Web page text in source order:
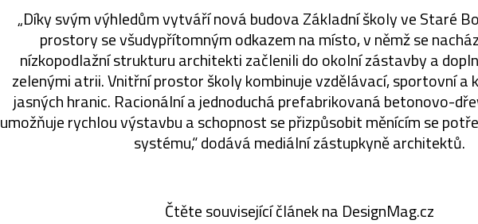
„Díky svým výhledům vytváří nová budova Základní školy ve Staré
prostory se všudypřítomným odkazem na místo, v němž se
nízkopodlažní strukturu architekti začlenili do okolní zástavby a
zelenými atrii. Vnitřní prostor školy kombinuje vzdělávací, sportovní a
jasných hranic. Racionální a jednoduchá prefabrikovaná betonovo-
umožňuje rychlou výstavbu a schopnost se přizpůsobit měnícím se
systému,“ dodává mediální zástupkyně architektů.
Čtěte související článek na DesignMag.cz